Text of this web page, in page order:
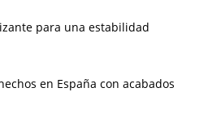
para una estabilidad
en España con acabados